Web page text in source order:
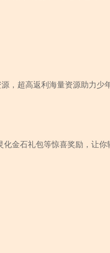
，超高返利海量资源助力少
金石礼包等惊喜奖励，让你